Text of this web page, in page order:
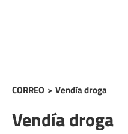
CORREO > Vendía droga
Vendía droga